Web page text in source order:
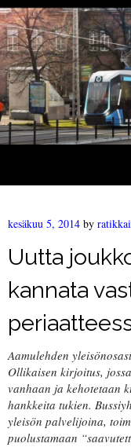
kesäkuu 5, 2014 by
Uutta
kannata
Aamulehden
Ollikaisen kirjoitus,
vanhaan ja kehotetaan
hankkeita tukien.
yleisön palvelijoina,
puolustamaan